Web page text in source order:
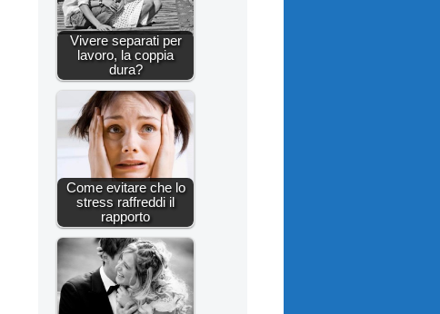
Vivere separati per
lavoro, la coppia
dura?
Come evitare che lo
stress raffreddi il
rapporto